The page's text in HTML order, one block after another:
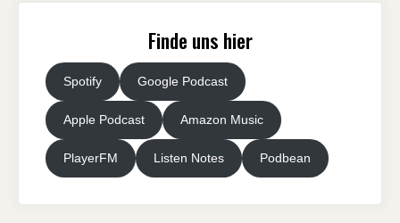
Finde uns hier
Spotify Google Podcast
Apple Podcast Amazon Music
PlayerFM Listen Notes Podbean